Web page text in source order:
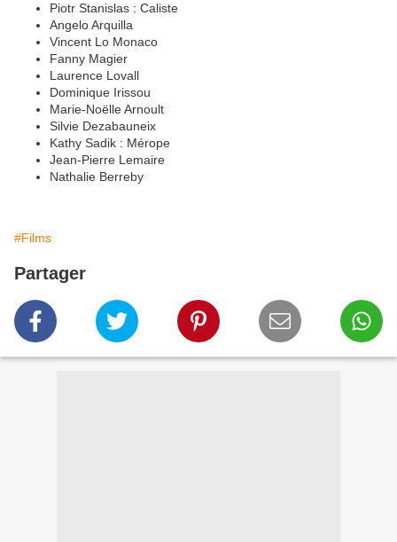
Piotr Stanislas : Caliste
Angelo Arquilla
Vincent Lo Monaco
Fanny Magier
Laurence Lovall
Dominique Irissou
Marie-Noëlle Arnoult
Silvie Dezabauneix
Kathy Sadik : Mérope
Jean-Pierre Lemaire
Nathalie Berreby
#Films
Partager